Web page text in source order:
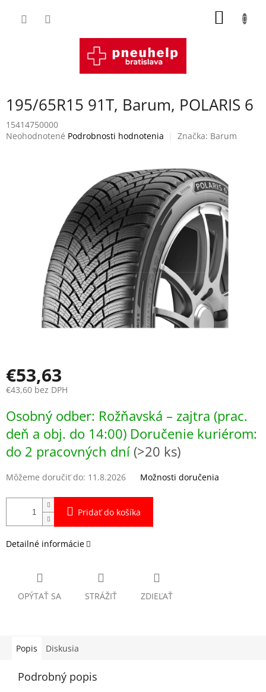
195/65R15 91T, Barum, POLARIS 6
15414750000
Priemerné
Neohodnotené Podrobnosti hodnotenia Značka: Barum
€53,63
€43,60 bez DPH
cena:
Osobný odber: Rožňavská – zajtra (prac.
deň a obj. do 14:00) Doručenie kuriérom:
do 2 pracovných dní (>20 ks)
Môžeme doručiť do: 11.8.2026 Možnosti doručenia
Pridať do košíka
Detailné informácie
OPÝTAŤ SA STRÁŽIŤ ZDIEĽAŤ
Popis Diskusia
Podrobný popis